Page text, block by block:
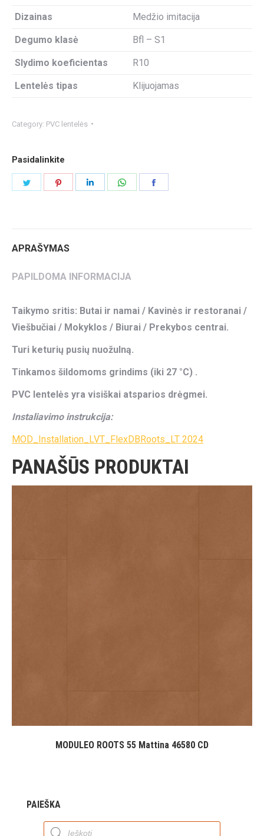
Dizainas Medžio imitacija
Degumo klasė Bfl – S1
Slydimo koeficientas R10
Lentelės tipas Klijuojamas
Category: PVC lentelės
Pasidalinkite
APRAŠYMAS
PAPILDOMA INFORMACIJA
Taikymo sritis: Butai ir namai / Kavinės ir restoranai /
Viešbučiai / Mokyklos / Biurai / Prekybos centrai.
Turi keturių pusių nuožulną.
Tinkamos šildomoms grindims (iki 27 °C) .
PVC lentelės yra visiškai atsparios drėgmei.
Instaliavimo instrukcija:
MOD_Installation_LVT_FlexDBRoots_LT 2024
PANAŠŪS PRODUKTAI
MODULEO ROOTS 55 Mattina 46580 CD
PAIEŠKA
Products
search